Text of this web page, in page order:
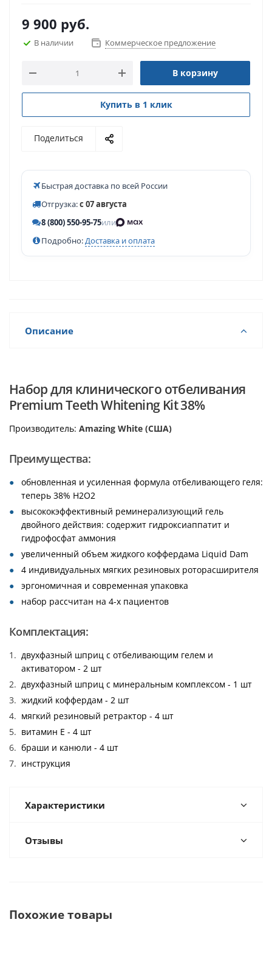
9 900 руб.
В наличии Коммерческое предложение
В корзину
Купить в 1 клик
Поделиться
Быстрая доставка по всей России
Отгрузка:с 07 августа
8 (800) 550-95-75или
Подробно:Доставка и оплата
Описание
Набор для клинического отбеливания
Premium Teeth Whitening Kit 38%
Производитель: Amazing White (США)
Преимущества:
обновленная и усиленная формула отбеливающего геля:
теперь 38% H2O2
высококэффективный реминерализующий гель
двойного действия: содержит гидроксиаппатит и
гидрофосфат аммония
увеличенный объем жидкого коффердама Liquid Dam
4 индивидуальных мягких резиновых роторасширителя
эргономичная и современная упаковка
набор рассчитан на 4-х пациентов
Комплектация:
двухфазный шприц с отбеливающим гелем и
активатором - 2 шт
двухфазный шприц c минеральным комплексом - 1 шт
жидкий коффердам - 2 шт
мягкий резиновый ретрактор - 4 шт
витамин Е - 4 шт
браши и канюли - 4 шт
инструкция
Характеристики
Отзывы
Похожие товары